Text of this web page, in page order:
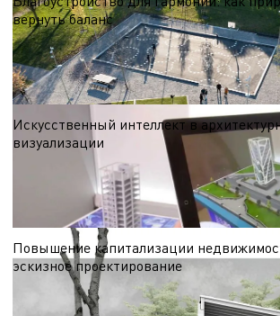
вернуть баланс
Узнайте, как современные природные пространства
уровень стресса, укрепить социальные связи и
отдыхом круглый год.
01.04.2026
Искусственный интеллект в
визуализации
Энергоэффективность, автоматизация и уникальные
— читайте в нашей статье о том, как ИИ меняет подход к
Повышение капитализации
эскизное проектирование
Эскизный проект становится ключевым инструментом
согласования всех важных аспектов, что обеспечивает
комфортного и функционального жилого